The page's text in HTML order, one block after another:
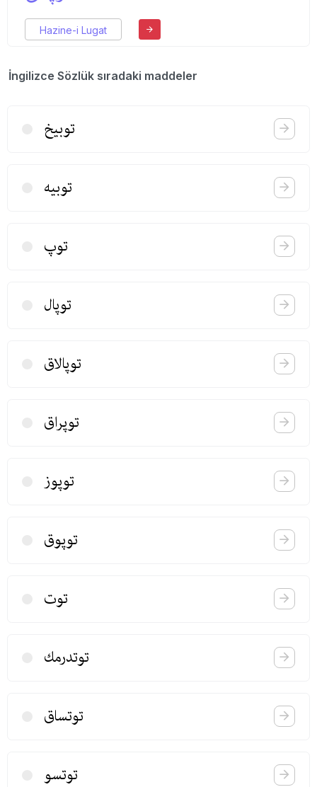
Hazine-i Lugat
İngilizce Sözlük sıradaki maddeler
توبیخ
توبیه
توپ
توپال
توپالاق
توپراق
توپوز
توپوق
توت
توتدرمك
توتساق
توتسو